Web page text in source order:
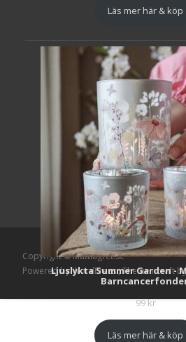
Läs mer här & köp
Ljuslykta Summer Garden -
99kr
Läs mer här & köp
Copyright © Mattlagret.se
Powered by WordPress, Themei-craft